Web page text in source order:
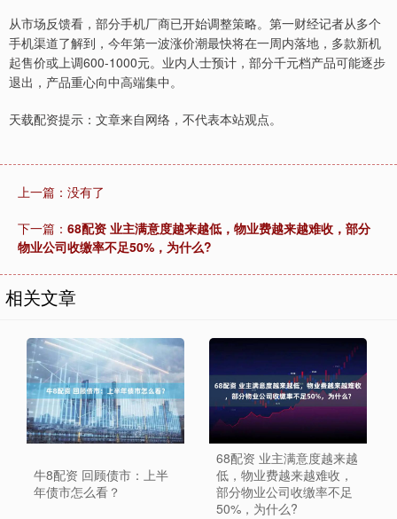
从市场反馈看，部分手机厂商已开始调整策略。第一财经记者从多个
手机渠道了解到，今年第一波涨价潮最快将在一周内落地，多款新机
起售价或上调600-1000元。业内人士预计，部分千元档产品可能逐步
退出，产品重心向中高端集中。
天载配资提示：文章来自网络，不代表本站观点。
上一篇：没有了
下一篇： 68配资 业主满意度越来越低，物业费越来越难收，部分
物业公司收缴率不足50%，为什么?
相关文章
牛8配资 回顾债市：上半
年债市怎么看？
68配资 业主满意度越来越
低，物业费越来越难收，
部分物业公司收缴率不足
50%，为什么?